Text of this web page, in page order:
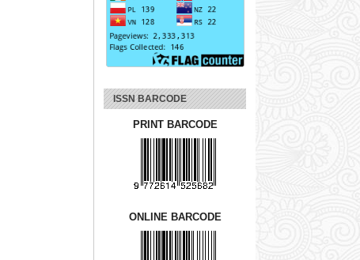
ISSN BARCODE
PRINT BARCODE
ONLINE BARCODE